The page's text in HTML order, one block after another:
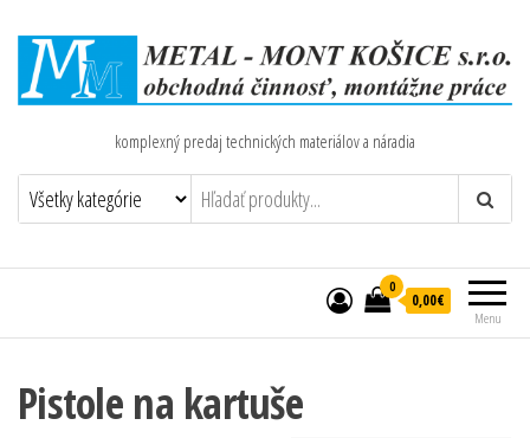
komplexný predaj technických materiálov a náradia
Menu
0
0,00€
Pistole na kartuše